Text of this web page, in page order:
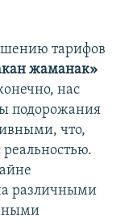
тарифов
жаманак»
нас
подорожания
что,
различными